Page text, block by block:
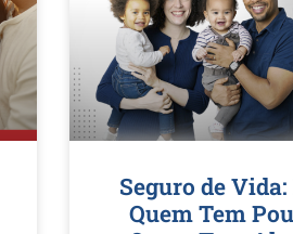
Seguro de
Quem Tem